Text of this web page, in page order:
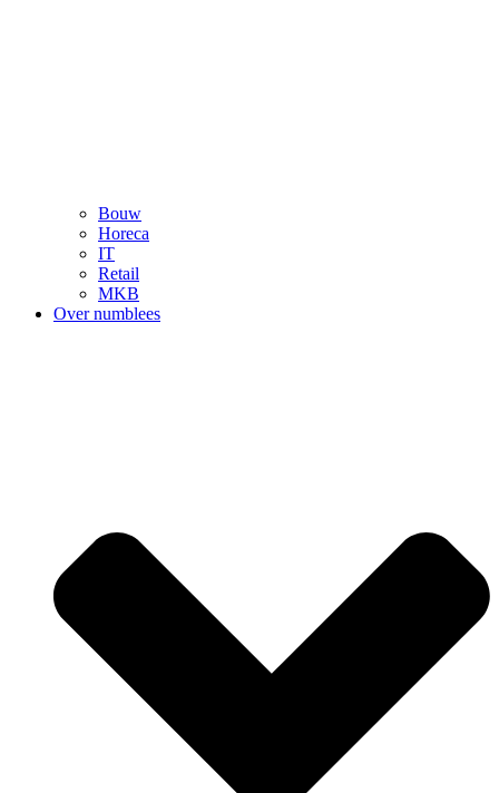
Bouw
Horeca
IT
Retail
MKB
Over numblees